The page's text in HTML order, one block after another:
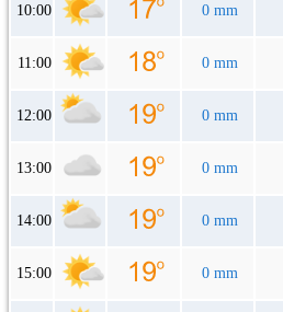
10:00 0 mm
11:00 0 mm
12:00 0 mm
13:00 0 mm
14:00 0 mm
15:00 0 mm